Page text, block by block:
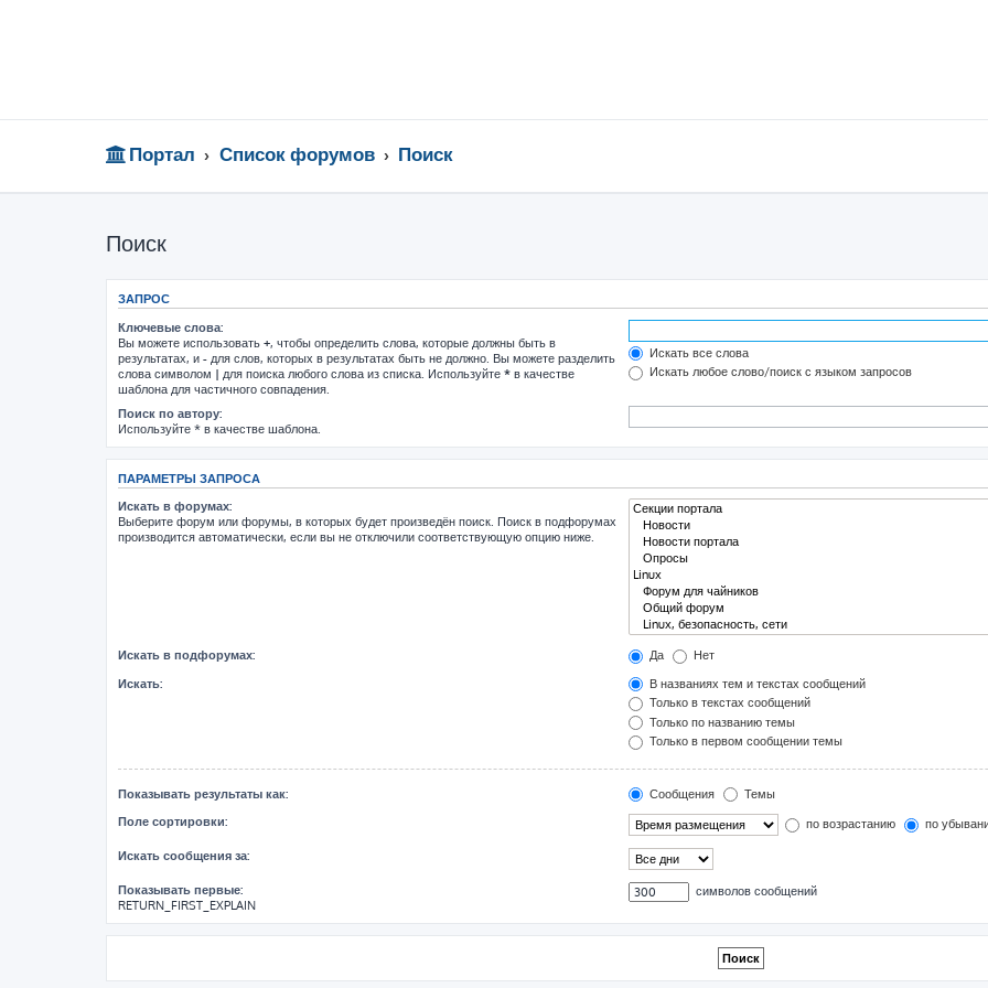
Портал Список форумов Поиск
Поиск
ЗАПРОС
Ключевые слова:
Вы можете использовать +, чтобы определить слова, которые должны быть в
результатах, и - для слов, которых в результатах быть не должно. Вы можете разделить
слова символом | для поиска любого слова из списка. Используйте * в качестве
шаблона для частичного совпадения.
Искать все слова
Искать любое слово/поиск с языком запросов
Поиск по автору:
Используйте * в качестве шаблона.
ПАРАМЕТРЫ ЗАПРОСА
Искать в форумах:
Выберите форум или форумы, в которых будет произведён поиск. Поиск в подфорумах
производится автоматически, если вы не отключили соответствующую опцию ниже.
Искать в подфорумах: Да
Нет
Искать:
В названиях тем и текстах сообщений
Только в текстах сообщений
Только по названию темы
Только в первом сообщении темы
Показывать результаты как: Сообщения
Темы
Поле сортировки:
по возрастанию по
Искать сообщения за:
Показывать первые:
RETURN_FIRST_EXPLAIN
символов сообщений